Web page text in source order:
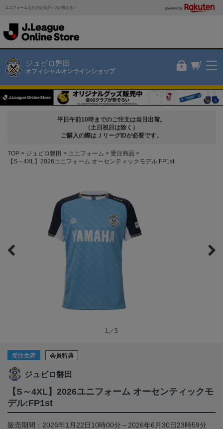
ユニフォームなどの公式グッズが買える！ powered by
ジュビロ磐田
オフィシャルオンラインショップ
平日午前10時までのご注文は当日出荷。
（土日祝日は除く）
ご購入の際はＪリーグIDが必要です。
TOP ジュビロ磐田 ユニフォーム
受注商品
【S～4XL】2026ユニフォーム オーセンティックモデル:FP1st
1／5
受注生産 会員特典
ジュビロ磐田
【S～4XL】2026ユニフォーム オーセンティックモ
デル:FP1st
販売期間：2026年1月22日10時00分～2026年6月30日23時59分